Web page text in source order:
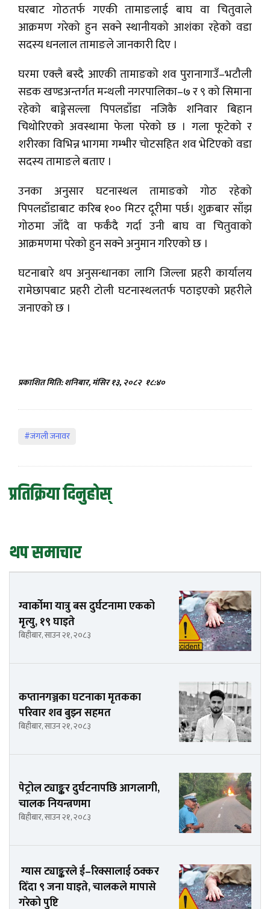
घरबाट गोठतर्फ गएकी तामाङलाई बाघ वा चितुवाले
आक्रमण गरेको हुन सक्ने स्थानीयको आशंका रहेको वडा
सदस्य धनलाल तामाङले जानकारी दिए ।
घरमा एक्लै बस्दै आएकी तामाङको शव पुरानागाउँ–भटौली
सडक खण्डअन्तर्गत मन्थली नगरपालिका–७ र ९ को सिमाना
रहेको बाङ्गेसल्ला पिपलडाँडा नजिकै शनिवार बिहान
चिथोरिएको अवस्थामा फेला परेको छ । गला फूटेको र
शरीरका विभिन्न भागमा गम्भीर चोटसहित शव भेटिएको वडा
सदस्य तामाङले बताए ।
उनका अनुसार घटनास्थल तामाङको गोठ रहेको
पिपलडाँडाबाट करिब १०० मिटर दूरीमा पर्छ। शुक्रबार साँझ
गोठमा जाँदै वा फर्कँदै गर्दा उनी बाघ वा चितुवाको
आक्रमणमा परेको हुन सक्ने अनुमान गरिएको छ ।
घटनाबारे थप अनुसन्धानका लागि जिल्ला प्रहरी कार्यालय
रामेछापबाट प्रहरी टोली घटनास्थलतर्फ पठाइएको प्रहरीले
जनाएको छ ।
प्रकाशित मिति: शनिबार, मंसिर १३, २०८२ १८:४०
#जंगली जनावर
प्रतिक्रिया दिनुहोस्
थप समाचार
ग्वार्कोमा यात्रु बस दुर्घटनामा एकको
मृत्यु, १९ घाइते
बिहीबार, साउन २१, २०८३
कप्तानगञ्जका घटनाका मृतकका
परिवार शव बुझ्न सहमत
बिहीबार, साउन २१, २०८३
पेट्रोल ट्याङ्कर दुर्घटनापछि आगलागी,
चालक नियन्त्रणमा
बिहीबार, साउन २१, २०८३
ग्यास ट्याङ्करले ई–रिक्सालाई ठक्कर
दिँदा ९ जना घाइते, चालकले मापासे
गरेको पुष्टि